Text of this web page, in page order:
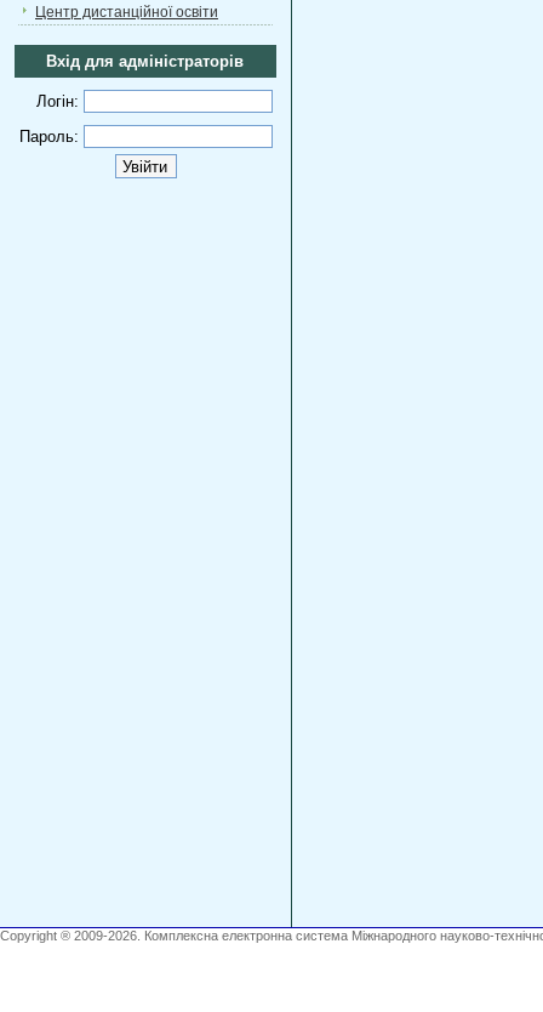
Центр дистанційної освіти
Вхід для адміністраторів
Логін:
Пароль:
Copyright ® 2009-2026. Комплексна електронна система Міжнародного науково-